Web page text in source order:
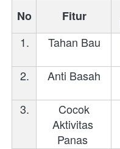
No Fitur
1.
Tahan Bau
2. Anti Basah
3.
Aktivitas
Panas